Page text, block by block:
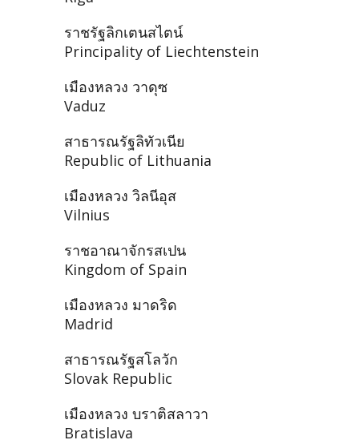
ราชรัฐลิกเตนสไตน์
Principality of Liechtenstein
เมืองหลวง วาดุซ
Vaduz
สาธารณรัฐลิทัวเนีย
Republic of Lithuania
เมืองหลวง วิลนีอุส
Vilnius
ราชอาณาจักรสเปน
Kingdom of Spain
เมืองหลวง มาดริด
Madrid
สาธารณรัฐสโลวัก
Slovak Republic
เมืองหลวง บราติสลาวา
Bratislava